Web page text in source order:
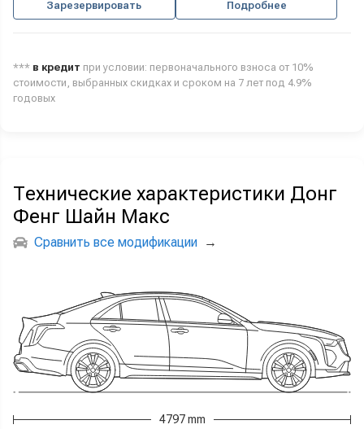
Зарезервировать Подробнее
*** в кредит при условии: первоначального взноса от 10%
стоимости, выбранных скидках и сроком на 7 лет под 4.9%
годовых
Технические характеристики Донг
Фенг Шайн Макс
Сравнить все модификации →
4797 mm